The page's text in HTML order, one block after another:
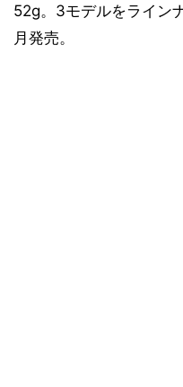
52g。3モデルをライン
月発売。